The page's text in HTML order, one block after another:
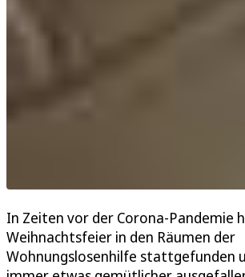
In Zeiten vor der Corona-Pandemie
Weihnachtsfeier in den Räumen der
Wohnungslosenhilfe stattgefunden